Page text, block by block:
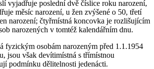
vyjadřuje poslední dvě číslice roku narození,
měsíc narození, u žen zvýšené o 50, třetí
narození; čtyřmístná koncovka je rozlišujícím
narozených v tomtéž kalendářním dnu.
fyzickým osobám narozeným před 1.1.1954
jsou však devítimístná s třímístnou
podmínku dělitelnosti jedenácti.